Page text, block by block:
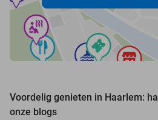
Voordelig genieten in Haarlem:
onze blogs